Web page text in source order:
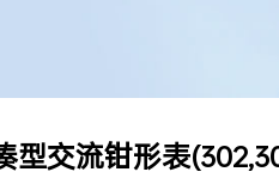
型交流钳形表